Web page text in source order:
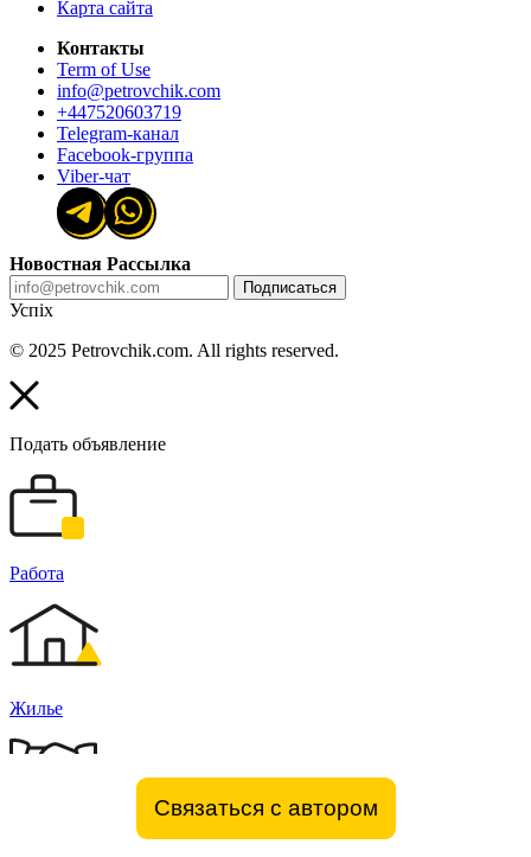
Связаться с автором
Карта сайта
Контакты
Term of Use
info@petrovchik.com
+447520603719
Telegram-канал
Facebook-группа
Viber-чат
Новостная Рассылка
Подписаться
Успіх
© 2025 Petrovchik.com. All rights reserved.
Подать объявление
Работа
Жилье